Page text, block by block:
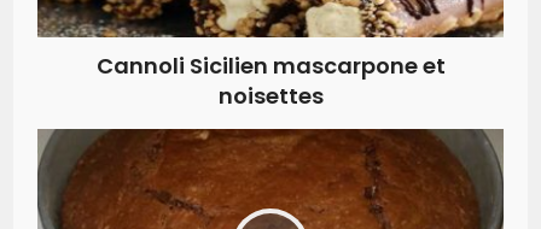
Cannoli Sicilien mascarpone et
noisettes